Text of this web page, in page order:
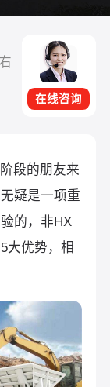
在线咨询
段的朋友来
疑是一项重
的，非HX
大优势，相